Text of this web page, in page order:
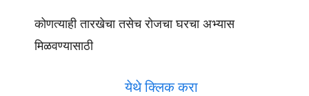
कोणत्याही तारखेचा तसेच रोजचा घरचा अभ्यास
मिळवण्यासाठी
येथे क्लिक करा